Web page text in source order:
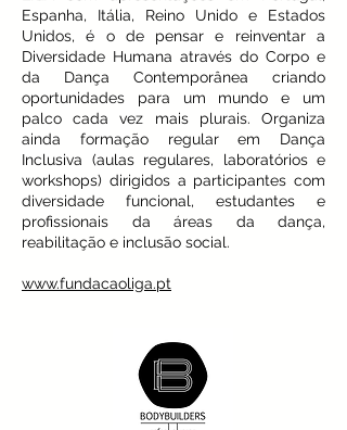
Espanha, Itália, Reino Unido e Estados
Unidos, é o de pensar e reinventar a
Diversidade Humana através do Corpo e
da Dança Contemporânea criando
oportunidades para um mundo e um
palco cada vez mais plurais. Organiza
ainda formação regular em Dança
Inclusiva (aulas regulares, laboratórios e
workshops) dirigidos a participantes com
diversidade funcional, estudantes e
profissionais da áreas da dança,
reabilitação e inclusão social.
www.fundacaoliga.pt